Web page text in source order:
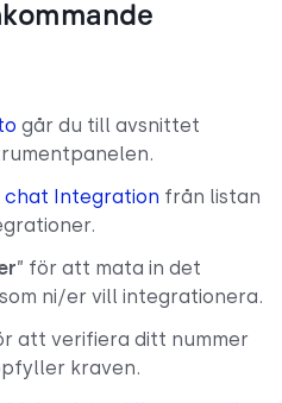
går du till avsnittet
chat Integration från listan
” för att mata in det
ni/er vill integrationera.
att verifiera ditt nummer
kraven.